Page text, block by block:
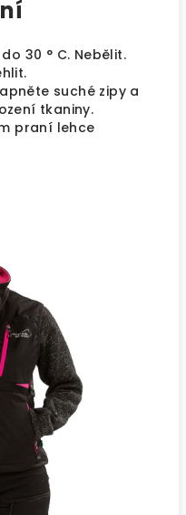
30 ° C. Nebělit.
suché zipy a
tkaniny.
praní lehce